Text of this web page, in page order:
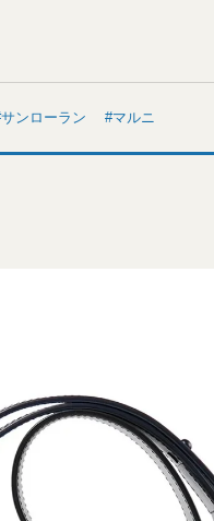
サンローラン マルニ